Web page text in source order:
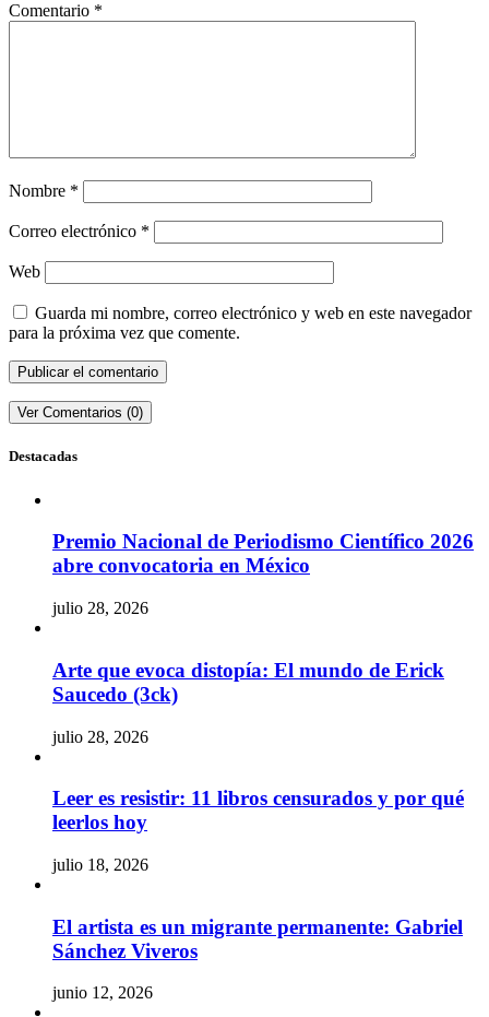
Comentario *
Nombre *
Correo electrónico *
Web
Guarda mi nombre, correo electrónico y web en este navegador
para la próxima vez que comente.
Ver Comentarios (0)
Destacadas
Premio Nacional de Periodismo Científico 2026
abre convocatoria en México
julio 28, 2026
Arte que evoca distopía: El mundo de Erick
Saucedo (3ck)
julio 28, 2026
Leer es resistir: 11 libros censurados y por qué
leerlos hoy
julio 18, 2026
El artista es un migrante permanente: Gabriel
Sánchez Viveros
junio 12, 2026